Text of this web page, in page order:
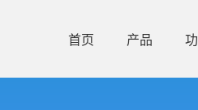
首页 产品